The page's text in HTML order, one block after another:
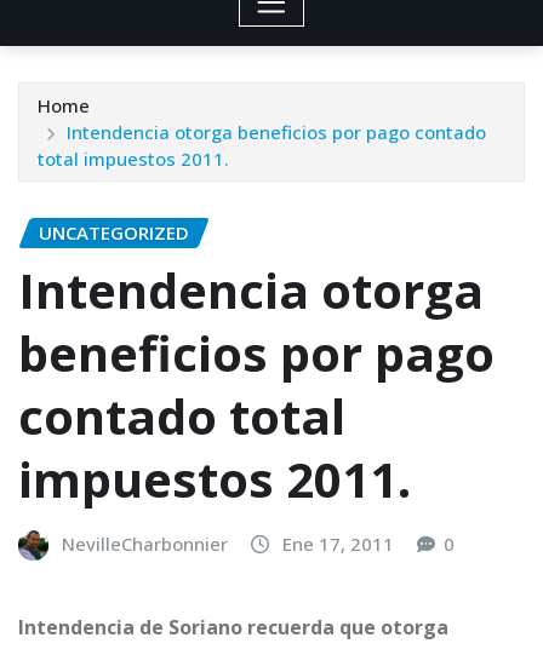
Home
Intendencia otorga beneficios por pago contado
total impuestos 2011.
UNCATEGORIZED
Intendencia otorga
beneficios por pago
contado total
impuestos 2011.
NevilleCharbonnier Ene 17, 2011 0
Intendencia de Soriano recuerda que otorga